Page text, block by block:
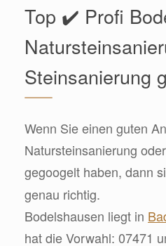
Top ✔️ Profi
Steinsanierung
Wenn Sie einen guten
Natursteinsanierung
gegoogelt haben, dann
genau richtig.
Bodelshausen liegt in
hat die Vorwahl: 07471